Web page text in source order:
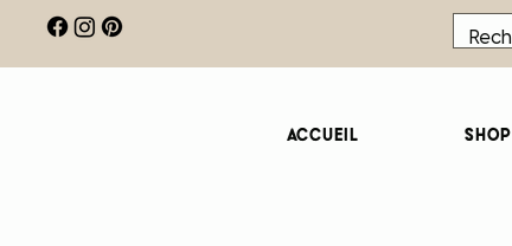
Accueil Shop